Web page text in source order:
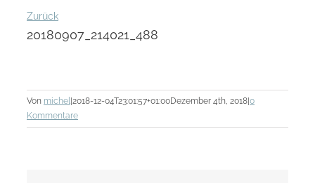
Zurück
20180907_214021_488
Von michel |2018-12-04T23:01:57+01:00Dezember 4th, 2018|0
Kommentare